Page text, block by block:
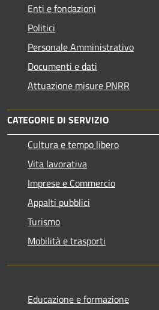
Enti e fondazioni
Politici
Personale Amministrativo
Documenti e dati
Attuazione misure PNRR
CATEGORIE DI SERVIZIO
Cultura e tempo libero
Vita lavorativa
Imprese e Commercio
Appalti pubblici
Turismo
Mobilità e trasporti
Educazione e formazione